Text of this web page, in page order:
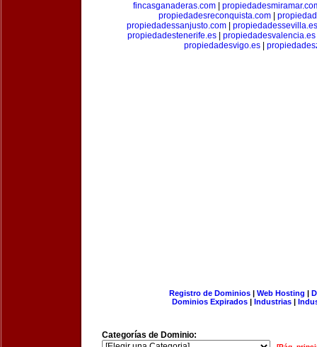
fincasganaderas.com
propiedadesreconquista.com
propiedadessanjusto.com| propiedadessevilla.es
propiedadestenerife.es| propiedadesvalencia.es
propiedadesvigo.es|
Registro de Dominios| Web Hosting |
Dominios Expirados | Industrias |
Categorías de Dominio: